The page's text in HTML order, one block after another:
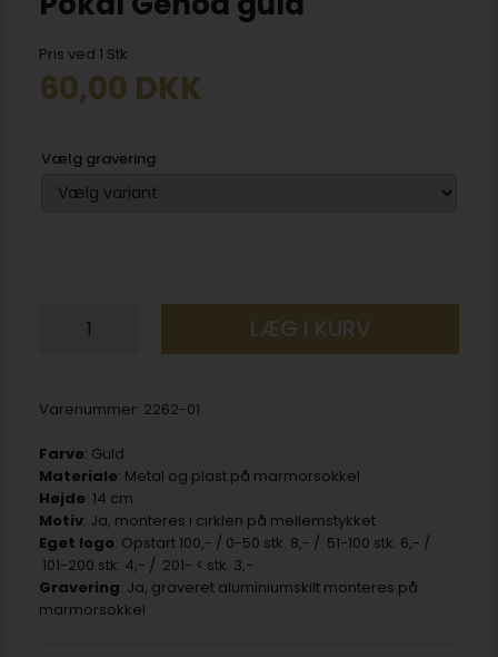
Pris ved 1 Stk
60,00 DKK
Vælg gravering
LÆG I KURV
Varenummer: 2262-01
Farve: Guld
Materiale: Metal og plast på marmorsokkel
Højde: 14 cm
Motiv: Ja, monteres i cirklen på mellemstykket
Eget logo: Opstart 100,- / 0-50 stk. 8,- / 51-100 stk. 6,- /
101-200 stk. 4,- / 201- < stk. 3,-
Gravering: Ja, graveret aluminiumskilt monteres på
marmorsokkel